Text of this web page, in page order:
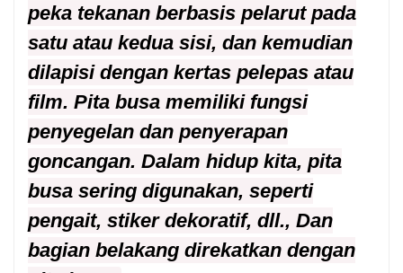
peka tekanan berbasis pelarut pada
satu atau kedua sisi, dan kemudian
dilapisi dengan kertas pelepas atau
film. Pita busa memiliki fungsi
penyegelan dan penyerapan
goncangan. Dalam hidup kita, pita
busa sering digunakan, seperti
pengait, stiker dekoratif, dll., Dan
bagian belakang direkatkan dengan